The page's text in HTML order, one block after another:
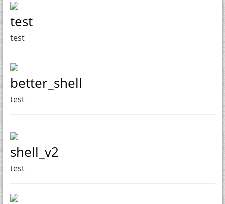
test
test
better_shell
test
shell_v2
test